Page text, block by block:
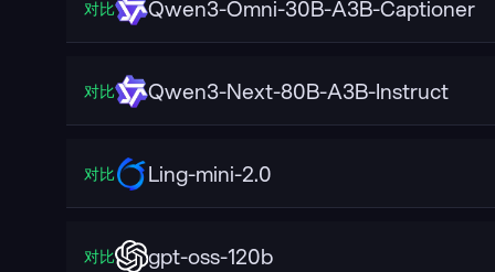
对比 Qwen3-Omni-30B-A3B-Captioner
对比 Qwen3-Next-80B-A3B-Instruct
对比 Ling-mini-2.0
对比 gpt-oss-120b